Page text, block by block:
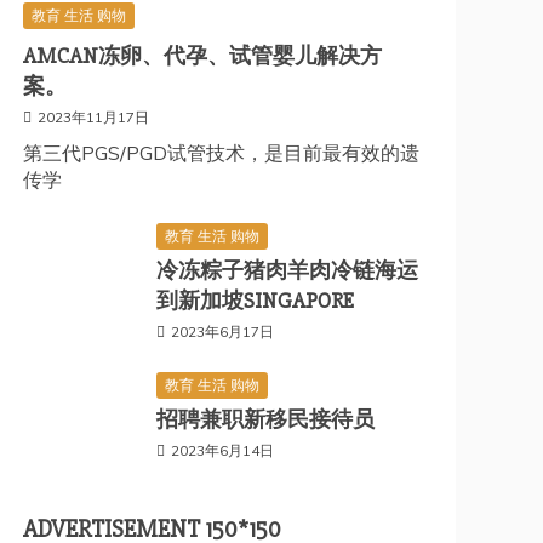
教育 生活 购物
AMCAN冻卵、代孕、试管婴儿解决方
案。
2023年11月17日
第三代PGS/PGD试管技术，是目前最有效的遗
传学
教育 生活 购物
冷冻粽子猪肉羊肉冷链海运
到新加坡SINGAPORE
2023年6月17日
教育 生活 购物
招聘兼职新移民接待员
2023年6月14日
ADVERTISEMENT 150*150